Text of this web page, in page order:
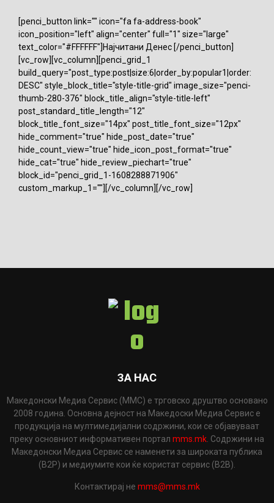
[penci_button link="" icon="fa fa-address-book"
icon_position="left" align="center" full="1" size="large"
text_color="#FFFFFF"]Најчитани Денес [/penci_button]
[vc_row][vc_column][penci_grid_1
build_query="post_type:post|size:6|order_by:popular1|order:
DESC" style_block_title="style-title-grid" image_size="penci-
thumb-280-376" block_title_align="style-title-left"
post_standard_title_length="12"
block_title_font_size="14px" post_title_font_size="12px"
hide_comment="true" hide_post_date="true"
hide_count_view="true" hide_icon_post_format="true"
hide_cat="true" hide_review_piechart="true"
block_id="penci_grid_1-1608288871906"
custom_markup_1=""][/vc_column][/vc_row]
ЗА НАС
Македонски Медиа Сервис (ММС) е трговско друштво основано
2008 година. Основна дејност на Македоски Медиа Сервис е
продукција на мултимедијални содржини, кои се објавуваат
преку основниот информативен портал mms.mk . Содржини на
Македонски Медиа Сервис се наменети за широката публика
(B2P) и медиумите кои ќе користат сервис (B2B).
Контактирај не mms@mms.mk